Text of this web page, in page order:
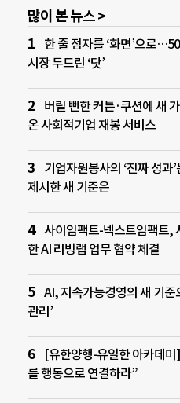
많이 본 뉴스 >
한 줄 점자를 ‘화면’으로
시장 두드린 ‘닷’
버릴 뻔한 커튼·쿠션에 새
온 사회적기업 재봉 서비스
기업자원봉사의 ‘진짜 성과
제시한 새 기준은
사이임팩트-넥스트임팩트,
한 AI 리빙랩 업무 협약 체결
AI, 지속가능경영의 새 기
관리’
[유한양행-유일한 아카데미
를 행동으로 연결하라”